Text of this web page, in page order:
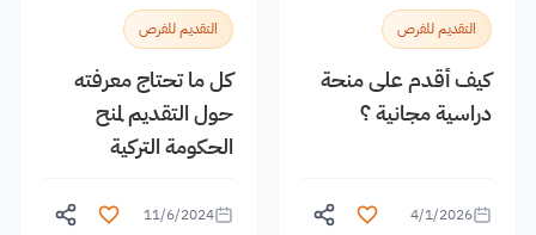
التقديم للفرص
كيف أقدم على منحة
دراسية مجانية ؟
4/1/2026
التقديم للفرص
كل ما تحتاج معرفته
حول التقديم لمنح
الحكومة التركية
11/6/2024